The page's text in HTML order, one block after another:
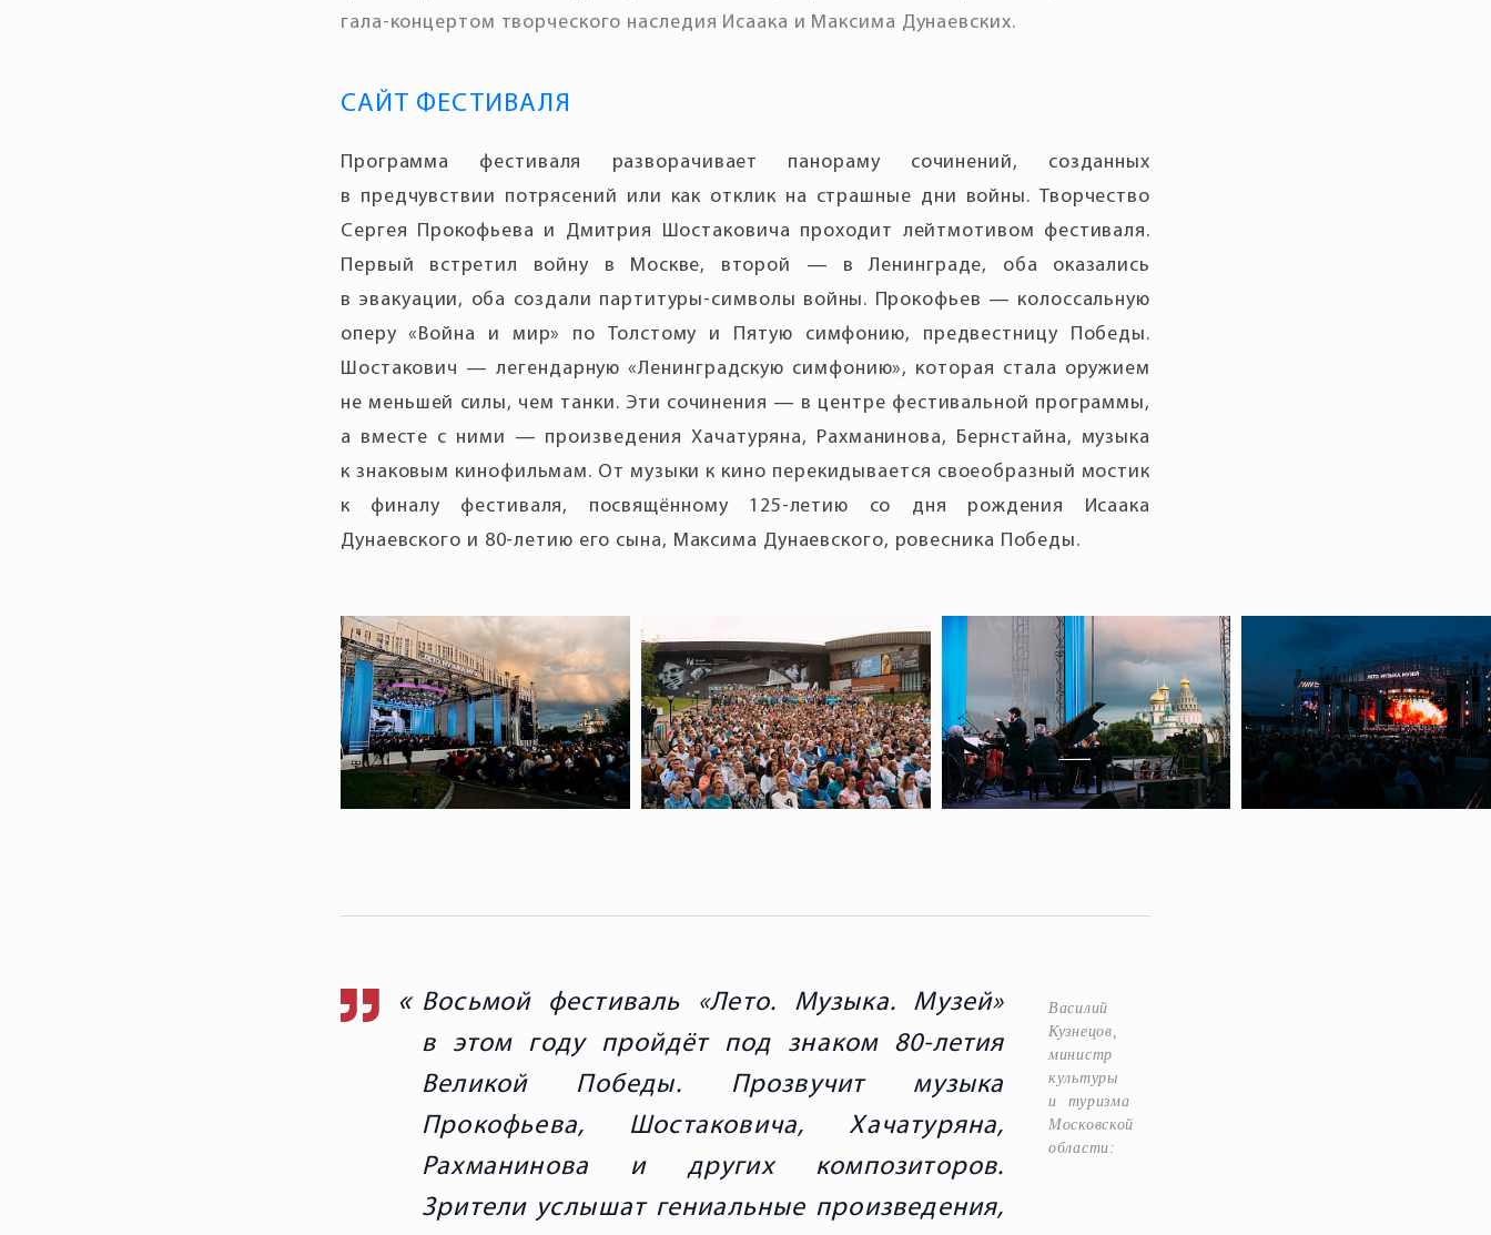
гала-концертом творческого наследия Исаака и Максима Дунаевских.
САЙТ ФЕСТИВАЛЯ
Программа фестиваля разворачивает панораму сочинений, созданных
в предчувствии потрясений или как отклик на страшные дни войны. Творчество
Сергея Прокофьева и Дмитрия Шостаковича проходит лейтмотивом фестиваля.
Первый встретил войну в Москве, второй — в Ленинграде, оба оказались
в эвакуации, оба создали партитуры-символы войны. Прокофьев — колоссальную
оперу «Война и мир» по Толстому и Пятую симфонию, предвестницу Победы.
Шостакович — легендарную «Ленинградскую симфонию», которая стала оружием
не меньшей силы, чем танки. Эти сочинения — в центре фестивальной программы,
а вместе с ними — произведения Хачатуряна, Рахманинова, Бернстайна, музыка
к знаковым кинофильмам. От музыки к кино перекидывается своеобразный мостик
к финалу фестиваля, посвящённому 125-летию со дня рождения Исаака
Дунаевского и 80-летию его сына, Максима Дунаевского, ровесника Победы.
Василий
Кузнецов,
министр
культуры
и туризма
Московской
области:
Восьмой фестиваль «Лето. Музыка. Музей»
в этом году пройдëт под знаком 80-летия
Великой Победы. Прозвучит музыка
Прокофьева, Шостаковича, Хачатуряна,
Рахманинова и других композиторов.
Зрители услышат гениальные произведения,